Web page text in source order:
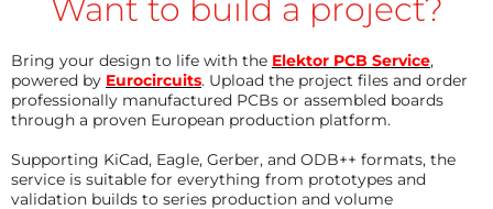
Want to build a project?
Bring your design to life with the Elektor PCB Service,
powered by Eurocircuits. Upload the project files and order
professionally manufactured PCBs or assembled boards
through a proven European production platform.
Supporting KiCad, Eagle, Gerber, and ODB++ formats, the
service is suitable for everything from prototypes and
validation builds to series production and volume